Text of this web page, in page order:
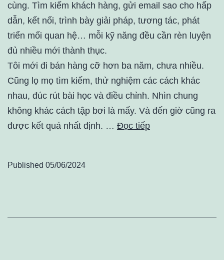
cùng. Tìm kiếm khách hàng, gửi email sao cho hấp
dẫn, kết nối, trình bày giải pháp, tương tác, phát
triển mối quan hệ… mỗi kỹ năng đều cần rèn luyện
đủ nhiều mới thành thục.
Tôi mới đi bán hàng cỡ hơn ba năm, chưa nhiều.
Cũng lọ mọ tìm kiếm, thử nghiệm các cách khác
nhau, đúc rút bài học và điều chỉnh. Nhìn chung
không khác cách tập bơi là mấy. Và đến giờ cũng ra
được kết quả nhất định. … Đọc tiếp
Published 05/06/2024